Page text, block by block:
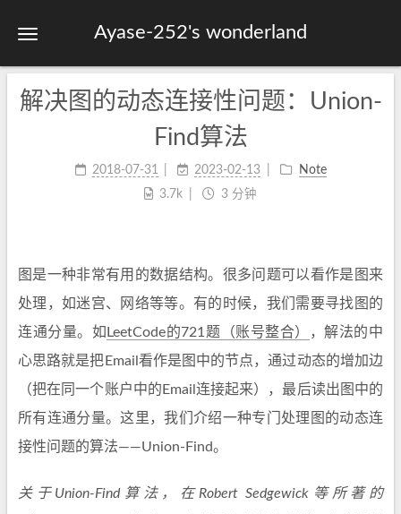
Ayase-252's wonderland
首页
解决图的动态连接性问题：Union-
Find算法
2018-07-31 2023-02-13
Note
3.7k
3 分钟
图是一种非常有用的数据结构。很多问题可以看作是图来
处理，如迷宫、网络等等。有的时候，我们需要寻找图的
连通分量。如 LeetCode的721题（账号整合）
，解法的中
心思路就是把Email看作是图中的节点，通过动态的增加边
（把在同一个账户中的Email连接起来），最后读出图中的
所有连通分量。这里，我们介绍一种专门处理图的动态连
接性问题的算法——Union-Find。
关于Union-Find算法，在Robert Sedgewick等所著的